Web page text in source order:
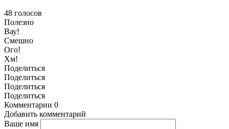
48 голосов
Полезно
Вау!
Смешно
Ого!
Хм!
Поделиться
Поделиться
Поделиться
Поделиться
Комментарии 0
Добавить комментарий
Ваше имя